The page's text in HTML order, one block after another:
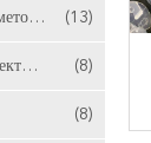
Машина инжекционного метода литья съемки ЛСР 2 (13)
Машина ЛСР Микроинджектион (8)
(8)